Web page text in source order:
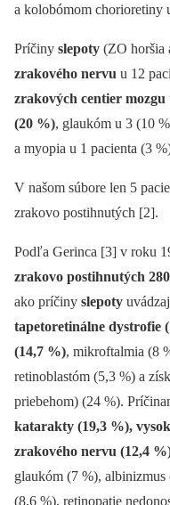
a kolobómom chorioretiny
Príčiny slepoty (ZO horšia
zrakového nervu u 12
zrakových centier mozgu
(20 %), glaukóm u 3 (10
a myopia u 1 pacienta (3
V našom súbore len 5
zrakovo postihnutých [2].
Podľa Gerinca [3] v roku
zrakovo postihnutých
ako príčiny slepoty
tapetoretinálne dystrofie
(14,7 %), mikroftalmia (8
retinoblastóm (5,3 %) a
priebehom) (24 %).
katarakty (19,3 %),
zrakového nervu (12,4
glaukóm (7 %),
(8,6 %), retinopatie